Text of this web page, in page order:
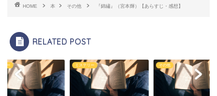
HOME 本 その他 『錦繡』（宮本輝）【あらすじ・感想】
RELATED POST
リー ミステリー その他